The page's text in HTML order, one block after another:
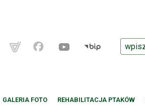
GALERIA FOTO REHABILITACJA PTAKÓW